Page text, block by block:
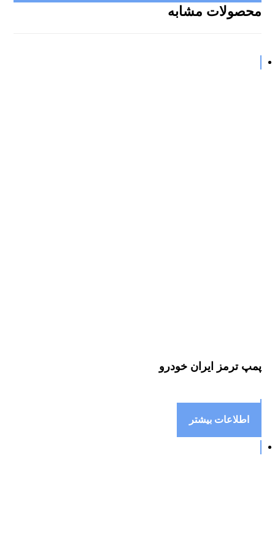
محصولات مشابه
پمپ ترمز ایران خودرو
اطلاعات بیشتر